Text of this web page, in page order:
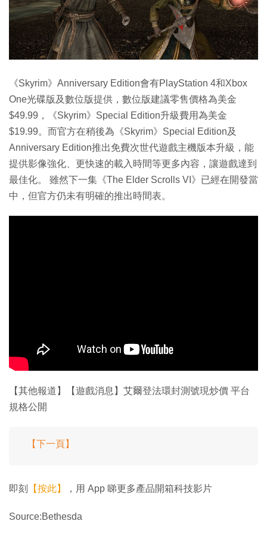
《Skyrim》Anniversary Edition會有PlayStation 4和Xbox
One光碟版及數位版提供，數位版建議零售價格為美金
$49.99，《Skyrim》Special Edition升級費用為美金
$19.99。而官方在稍後為《Skyrim》Special Edition及
Anniversary Edition推出免費次世代遊戲主機版本升級，能
提供影像強化、更快速的載入時間等更多內容，讓遊戲達到
最佳化。 雖然下一集《The Elder Scrolls VI》已經在開發當
中，但官方仍未有明確的推出時間表。
【其他報道】【遊戲消息】艾爾登法環封測號現炒價 平台
規格公開
【下一頁】
即刻 【按此】 ，用 App 睇更多產品開箱科技影片
Source:Bethesda